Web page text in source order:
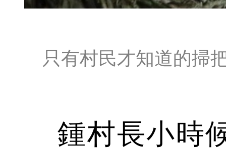
只有村民才知道的掃
鍾村長小時